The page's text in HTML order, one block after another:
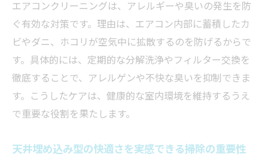
エアコンクリーニングは、アレルギーや臭いの発生を防
ぐ有効な対策です。理由は、エアコン内部に蓄積したカ
ビやダニ、ホコリが空気中に拡散するのを防げるからで
す。具体的には、定期的な分解洗浄やフィルター交換を
徹底することで、アレルゲンや不快な臭いを抑制できま
す。こうしたケアは、健康的な室内環境を維持するうえ
で重要な役割を果たします。
天井埋め込み型の快適さを実感できる掃除の重要性